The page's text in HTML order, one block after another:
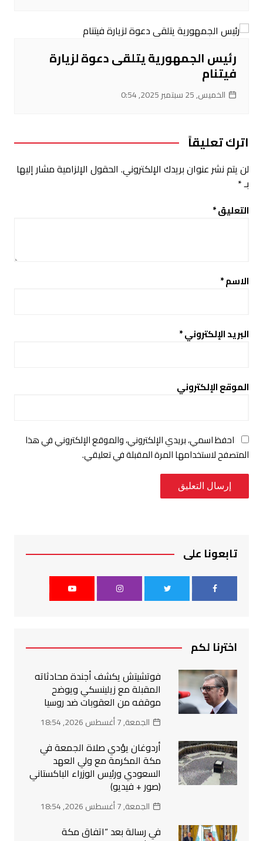
رئيس الجمهورية يتلقى دعوة لزيارة
فيتنام
الخميس, 25 سبتمبر 2025, 0:54
اترك تعليقاً
لن يتم نشر عنوان بريدك الإلكتروني. الحقول الإلزامية مشار إليها
بـ*
التعليق*
الاسم*
البريد الإلكتروني*
الموقع الإلكتروني
احفظ اسمي، بريدي الإلكتروني، والموقع الإلكتروني في هذا
المتصفح لاستخدامها المرة المقبلة في تعليقي.
تابعونا على
اخترنا لكم
فوتشيتش يكشف أجندة محادثاته
المقبلة مع زيلينسكي ويوضح
موقفه من العقوبات ضد روسيا
الجمعة, 7 أغسطس 2026, 18:54
أردوغان يؤدي صلاة الجمعة في
مكة المكرمة مع ولي العهد
السعودي ورئيس الوزراء الباكستاني
(صور + فيديو)
الجمعة, 7 أغسطس 2026, 18:54
في رسالة بعد “اتفاق مكة